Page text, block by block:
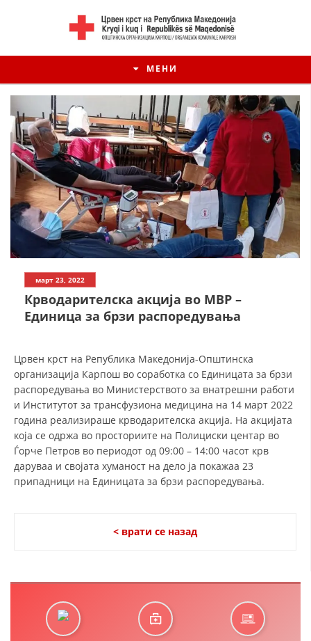
МЕНИ
ПРИРАЧНИЦИ
СТРАТЕГИИ
ЕДУКАТИВНО ИНФОРМАТИВНИ МАТЕРИЈАЛИ
ПОСТЕРИ
март 23, 2022
Крводарителска акција во МВР –
Единица за брзи распоредувања
Црвен крст на Република Македонија-Општинска
организација Карпош во соработка со Единицата за брзи
распоредувања во Министерството за внатрешни работи
и Институтот за трансфузиона медицина на 14 март 2022
година реализираше крводарителска акција. На акцијата
која се одржа во просториите на Полициски центар во
Ѓорче Петров во периодот од 09:00 – 14:00 часот крв
даруваа и својата хуманост на дело ја покажаа 23
припадници на Единицата за брзи распоредувања.
< врати се назад